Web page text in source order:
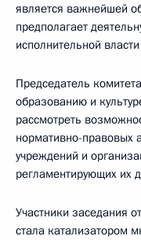
является важнейшей
предполагает
исполнительной
Председатель
образованию и
рассмотреть
нормативно-правовых
учреждений и
регламентирующих их
Участники заседания
стала катализатором